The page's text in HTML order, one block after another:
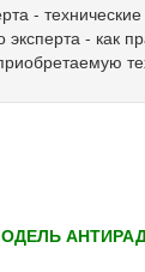
- технические
- как